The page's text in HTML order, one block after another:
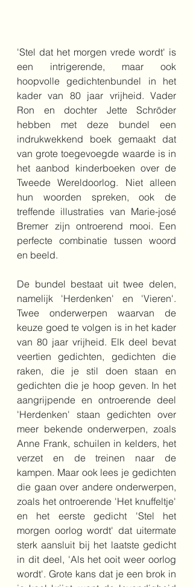
'Stel dat het morgen vrede wordt' is
een intrigerende, maar ook
hoopvolle gedichtenbundel in het
kader van 80 jaar vrijheid. Vader
Ron en dochter Jette Schröder
hebben met deze bundel een
indrukwekkend boek gemaakt dat
van grote toegevoegde waarde is in
het aanbod kinderboeken over de
Tweede Wereldoorlog. Niet alleen
hun woorden spreken, ook de
treffende illustraties van Marie-josé
Bremer zijn ontroerend mooi. Een
perfecte combinatie tussen woord
en beeld.
De bundel bestaat uit twee delen,
namelijk 'Herdenken' en 'Vieren'.
Twee onderwerpen waarvan de
keuze goed te volgen is in het kader
van 80 jaar vrijheid. Elk deel bevat
veertien gedichten, gedichten die
raken, die je stil doen staan en
gedichten die je hoop geven. In het
aangrijpende en ontroerende deel
'Herdenken' staan gedichten over
meer bekende onderwerpen, zoals
Anne Frank, schuilen in kelders, het
verzet en de treinen naar de
kampen. Maar ook lees je gedichten
die gaan over andere onderwerpen,
zoals het ontroerende 'Het knuffeltje'
en het eerste gedicht 'Stel het
morgen oorlog wordt' dat uitermate
sterk aansluit bij het laatste gedicht
in dit deel, 'Als het ooit weer oorlog
wordt'. Grote kans dat je een brok in